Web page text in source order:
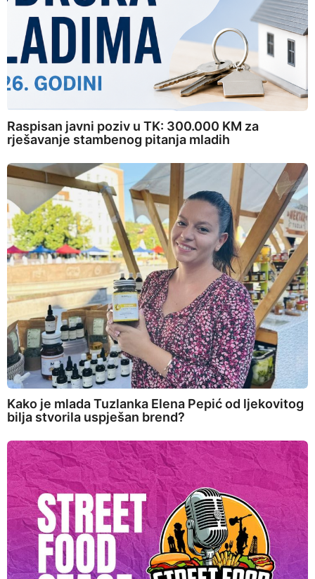
Raspisan javni poziv u TK: 300.000 KM za
rješavanje stambenog pitanja mladih
Kako je mlada Tuzlanka Elena Pepić od ljekovitog
bilja stvorila uspješan brend?